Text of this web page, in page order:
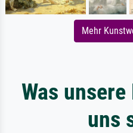
Mehr
Was
uns